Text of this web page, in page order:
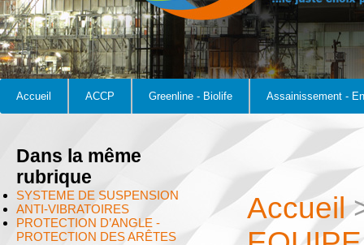
Accueil ACCP Greenline - Biolife Assainissement -
Dans la même
rubrique
SYSTEME DE SUSPENSION
ANTI-VIBRATOIRES
PROTECTION D’ANGLE -
PROTECTION DES ARÊTES
Accueil